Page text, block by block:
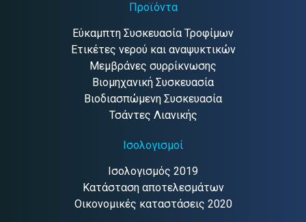
Προϊόντα
Εύκαμπτη Συσκευασία Τροφίμων
Ετικέτες νερού και αναψυκτικών
Μεμβράνες συρρίκνωσης
Βιομηχανική Συσκευασία
Βιοδιασπώμενη Συσκευασία
Τσάντες Λιανικής
Ισολογισμοί
Ισολογισμός 2019
Κατάσταση αποτελεσμάτων
Οικονομικές καταστάσεις 2020